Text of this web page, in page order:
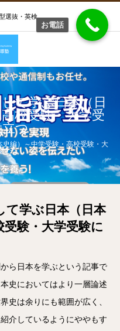
選抜・英検
て学ぶ日本（日
校受験・大学受
つ
編）～中学受験・高校受験・大
立つ
て学ぶ日本（日本
受験・大学受験に
ら日本を学ぶという記事で
史においてはより一層論述
史は余りにも範囲が広く、
介しているようにややもす
お電話